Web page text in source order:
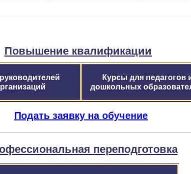
Повышение квалификации
Курсы для педагогов
дошкольных
Подать заявку на обучение
переподготовка